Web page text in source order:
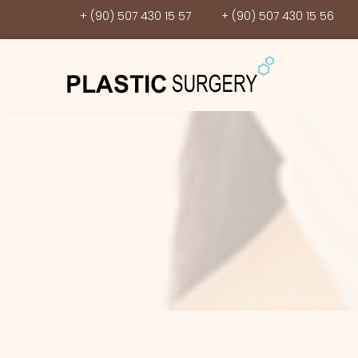
+ (90) 507 430 15 56
+ (90) 507 430 15 57